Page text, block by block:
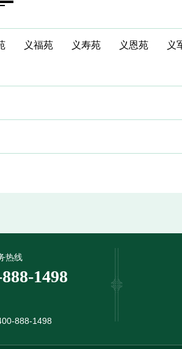
义福苑 义寿苑 义恩苑 义
热线
1498
888-1498
息